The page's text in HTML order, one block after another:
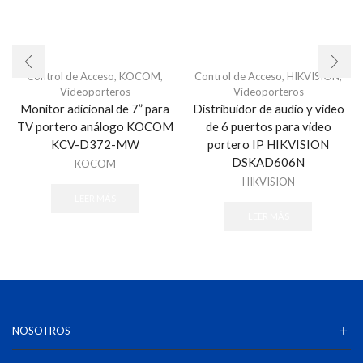
Control de Acceso, KOCOM,
Videoporteros
Monitor adicional de 7” para
TV portero análogo KOCOM
KCV-D372-MW
KOCOM
Control de Acceso, HIKVISION,
Videoporteros
Distribuidor de audio y video
de 6 puertos para video
portero IP HIKVISION
DSKAD606N
HIKVISION
NOSOTROS